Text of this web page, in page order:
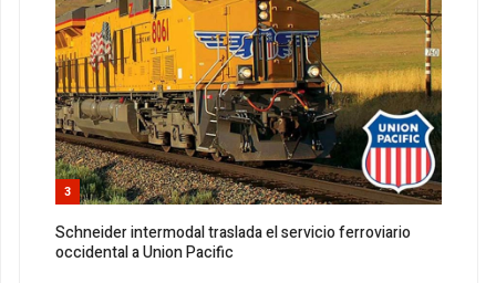
3
Schneider intermodal traslada el servicio ferroviario
occidental a Union Pacific